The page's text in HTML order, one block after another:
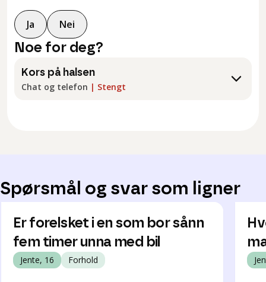
Ja Nei
Noe for deg?
Kors på halsen
Chat og telefon | Stengt
Spørsmål og svar som ligner
Er forelsket i en som bor sånn
fem timer unna med bil
Jente, 16 Forhold